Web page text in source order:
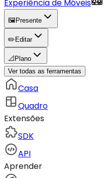
Experiência de Móveis
🖼️ Presente
✏️ Editar
📐 Plano
Ver todas as ferramentas
Casa
Quadro
Extensões
SDK
API
Aprender